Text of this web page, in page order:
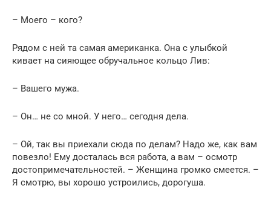
– Моего – кого?
Рядом с ней та самая американка. Она с улыбкой
кивает на сияющее обручальное кольцо Лив:
– Вашего мужа.
– Он… не со мной. У него… сегодня дела.
– Ой, так вы приехали сюда по делам? Надо же, как вам
повезло! Ему досталась вся работа, а вам – осмотр
достопримечательностей. – Женщина громко смеется. –
Я смотрю, вы хорошо устроились, дорогуша.